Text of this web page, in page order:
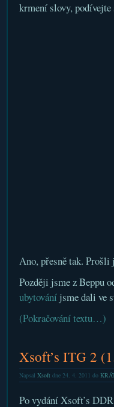
krmení slovy, podívejte
Ano, přesně tak. Prošli
Později jsme z Beppu
ubytováníjsme dali ve
(Pokračování textu…)
Xsoft’s ITG 2
Napsal Xsoftdne 24. 4. 2011 do
Po vydání Xsoft’s